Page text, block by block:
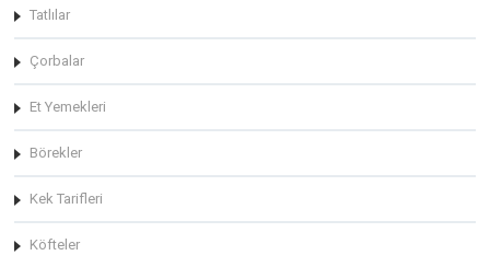
Tatlılar
Çorbalar
Et Yemekleri
Börekler
Kek Tarifleri
Köfteler